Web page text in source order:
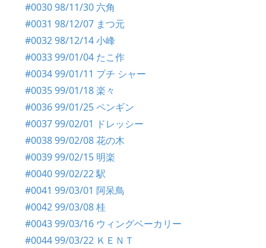
#0030 98/11/30 六角
#0031 98/12/07 まつ元
#0032 98/12/14 小峰
#0033 99/01/04 たこ作
#0034 99/01/11 プチ シャー
#0035 99/01/18 楽々
#0036 99/01/25 ペンギン
#0037 99/02/01 ドレッシー
#0038 99/02/08 花の木
#0039 99/02/15 明楽
#0040 99/02/22 駅
#0041 99/03/01 阿呆鳥
#0042 99/03/08 桂
#0043 99/03/16 ウィングベーカリー
#0044 99/03/22 ＫＥＮＴ